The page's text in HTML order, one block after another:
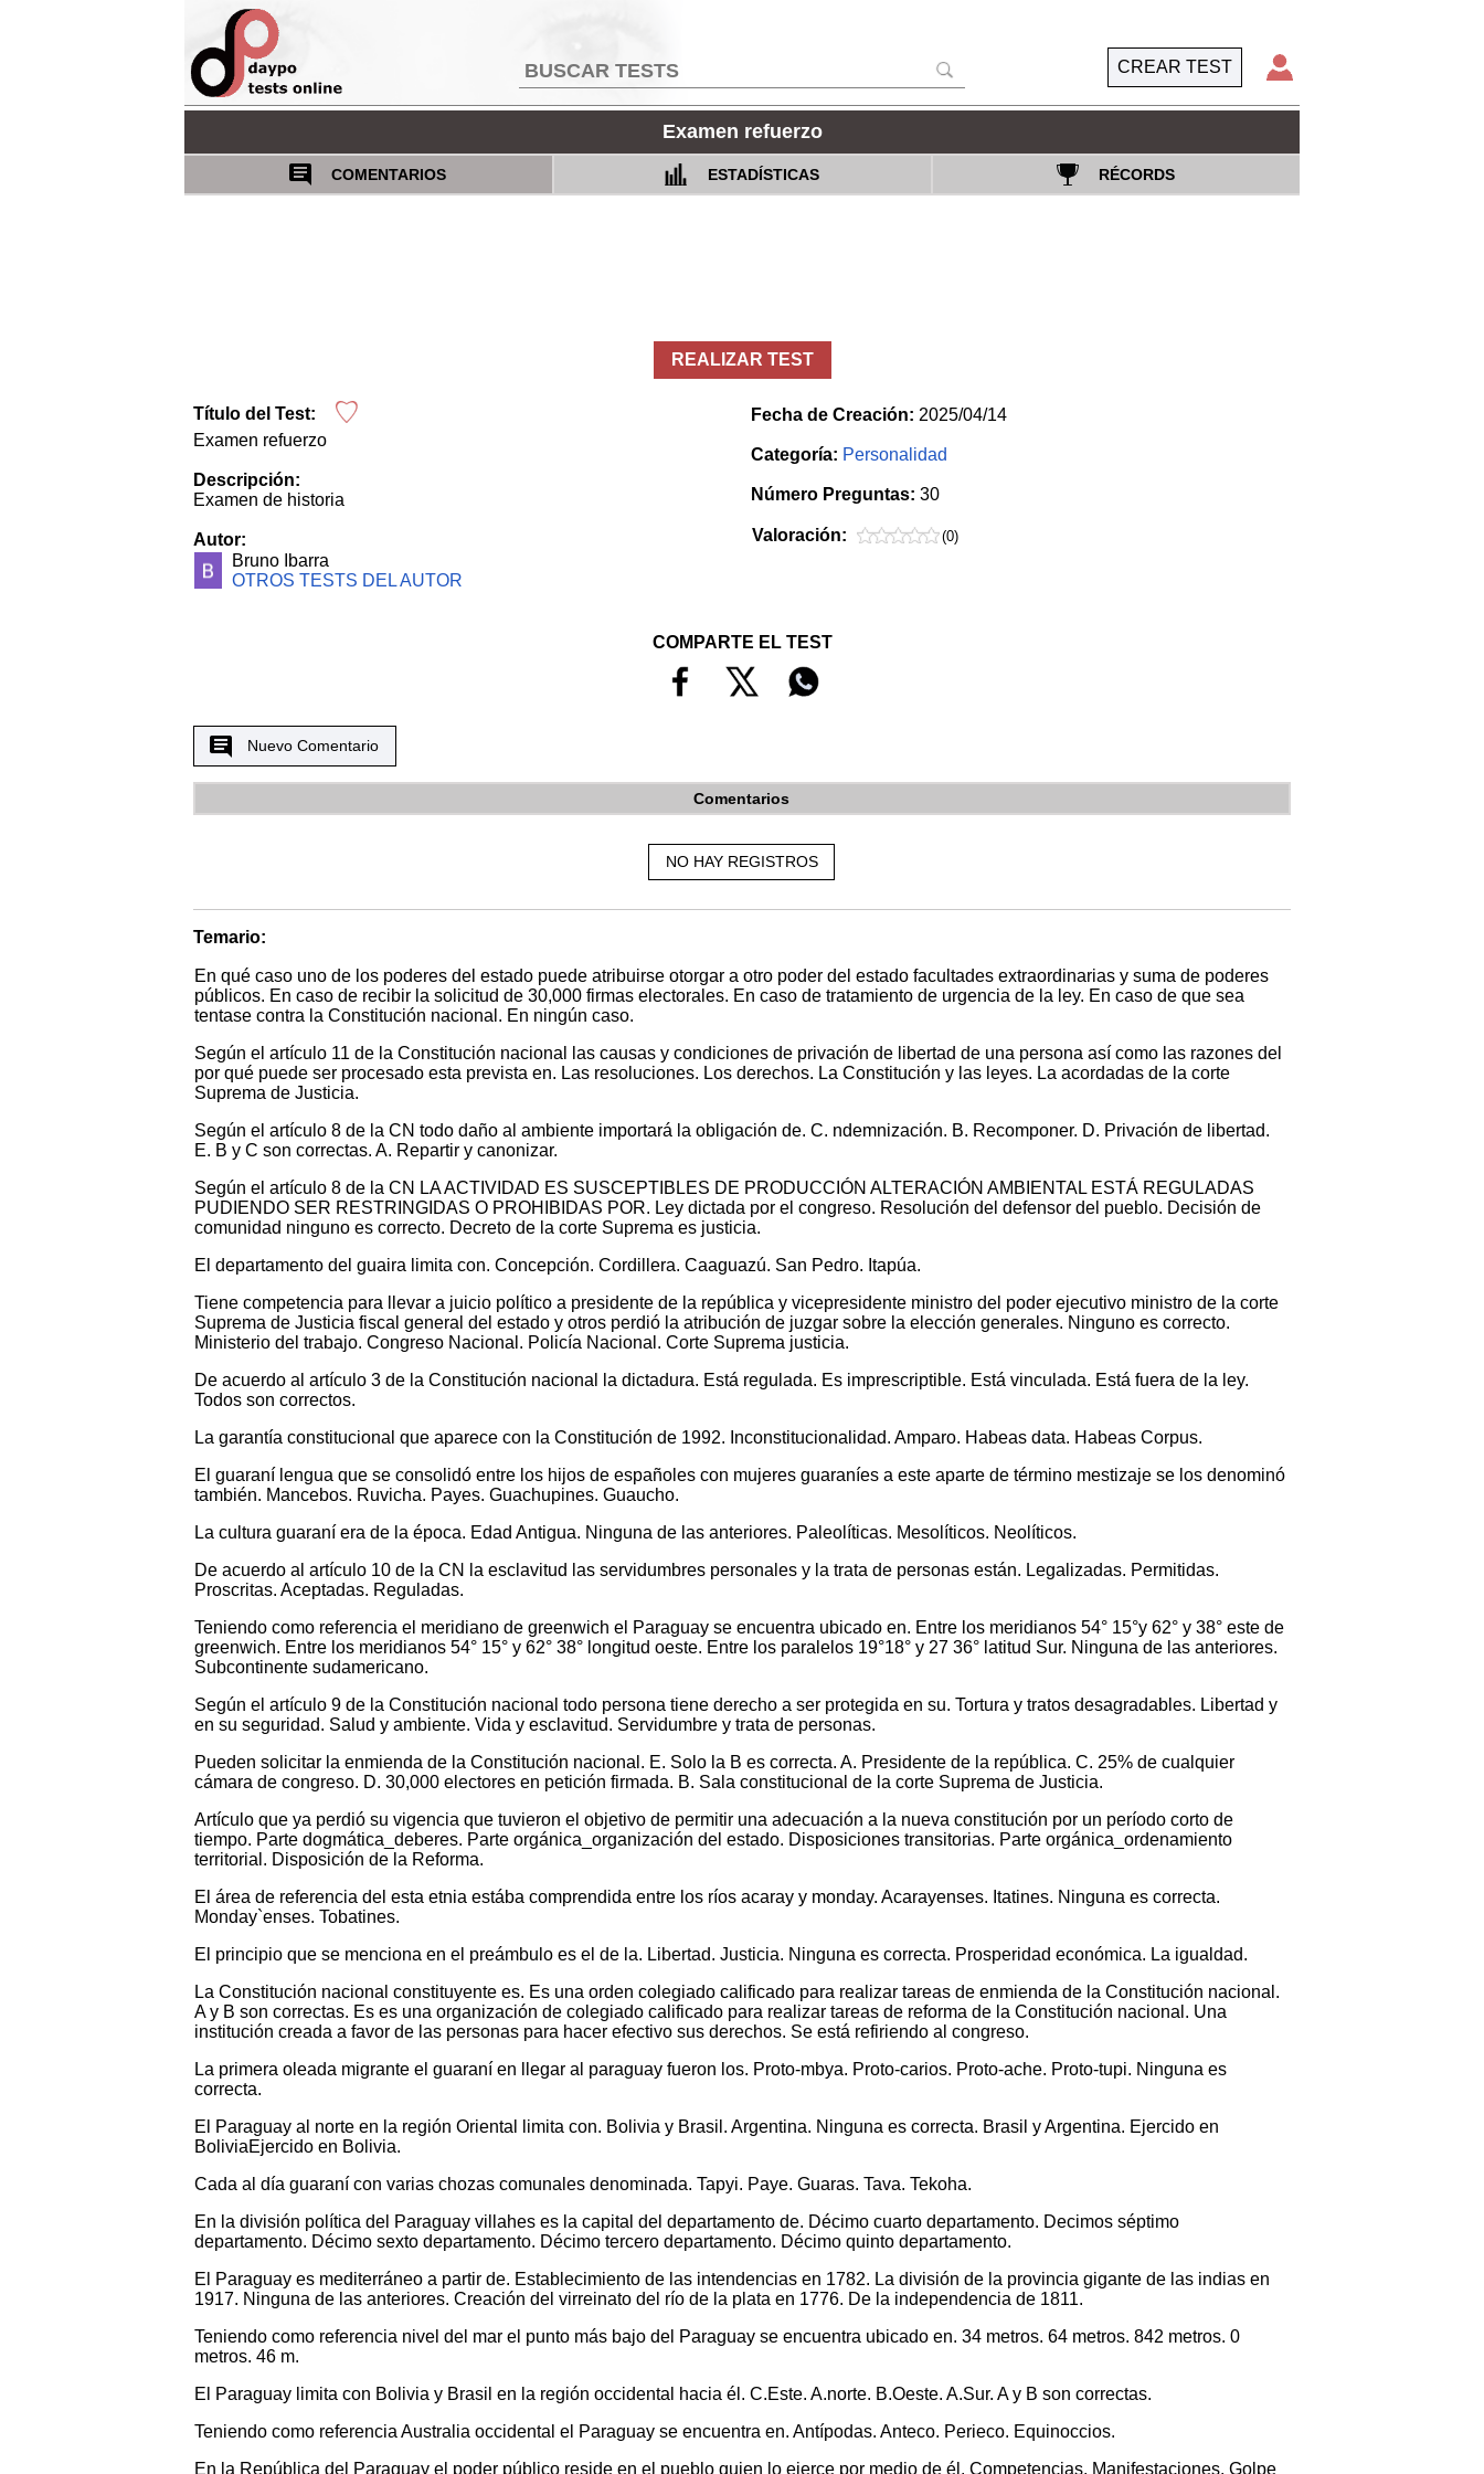
CREAR TEST
Examen refuerzo
COMENTARIOS ESTADÍSTICAS RÉCORDS
REALIZAR TEST
Título del Test:
Examen refuerzo
Descripción:
Examen de historia
Autor:
Bruno Ibarra
OTROS TESTS DEL AUTOR
Fecha de Creación: 2025/04/14
Categoría: Personalidad
Número Preguntas: 30
Valoración: (0)
COMPARTE EL TEST
Nuevo Comentario
Comentarios
NO HAY REGISTROS
Temario:
En qué caso uno de los poderes del estado puede atribuirse otorgar a otro poder del estado facultades extraordinarias y suma de poderes
públicos. En caso de recibir la solicitud de 30,000 firmas electorales. En caso de tratamiento de urgencia de la ley. En caso de que sea
tentase contra la Constitución nacional. En ningún caso.
Según el artículo 11 de la Constitución nacional las causas y condiciones de privación de libertad de una persona así como las razones del
por qué puede ser procesado esta prevista en. Las resoluciones. Los derechos. La Constitución y las leyes. La acordadas de la corte
Suprema de Justicia.
Según el artículo 8 de la CN todo daño al ambiente importará la obligación de. C. ndemnización. B. Recomponer. D. Privación de libertad.
E. B y C son correctas. A. Repartir y canonizar.
Según el artículo 8 de la CN LA ACTIVIDAD ES SUSCEPTIBLES DE PRODUCCIÓN ALTERACIÓN AMBIENTAL ESTÁ REGULADAS
PUDIENDO SER RESTRINGIDAS O PROHIBIDAS POR. Ley dictada por el congreso. Resolución del defensor del pueblo. Decisión de
comunidad ninguno es correcto. Decreto de la corte Suprema es justicia.
El departamento del guaira limita con. Concepción. Cordillera. Caaguazú. San Pedro. Itapúa.
Tiene competencia para llevar a juicio político a presidente de la república y vicepresidente ministro del poder ejecutivo ministro de la corte
Suprema de Justicia fiscal general del estado y otros perdió la atribución de juzgar sobre la elección generales. Ninguno es correcto.
Ministerio del trabajo. Congreso Nacional. Policía Nacional. Corte Suprema justicia.
De acuerdo al artículo 3 de la Constitución nacional la dictadura. Está regulada. Es imprescriptible. Está vinculada. Está fuera de la ley.
Todos son correctos.
La garantía constitucional que aparece con la Constitución de 1992. Inconstitucionalidad. Amparo. Habeas data. Habeas Corpus.
El guaraní lengua que se consolidó entre los hijos de españoles con mujeres guaraníes a este aparte de término mestizaje se los denominó
también. Mancebos. Ruvicha. Payes. Guachupines. Guaucho.
La cultura guaraní era de la época. Edad Antigua. Ninguna de las anteriores. Paleolíticas. Mesolíticos. Neolíticos.
De acuerdo al artículo 10 de la CN la esclavitud las servidumbres personales y la trata de personas están. Legalizadas. Permitidas.
Proscritas. Aceptadas. Reguladas.
Teniendo como referencia el meridiano de greenwich el Paraguay se encuentra ubicado en. Entre los meridianos 54° 15°y 62° y 38° este de
greenwich. Entre los meridianos 54° 15° y 62° 38° longitud oeste. Entre los paralelos 19°18° y 27 36° latitud Sur. Ninguna de las anteriores.
Subcontinente sudamericano.
Según el artículo 9 de la Constitución nacional todo persona tiene derecho a ser protegida en su. Tortura y tratos desagradables. Libertad y
en su seguridad. Salud y ambiente. Vida y esclavitud. Servidumbre y trata de personas.
Pueden solicitar la enmienda de la Constitución nacional. E. Solo la B es correcta. A. Presidente de la república. C. 25% de cualquier
cámara de congreso. D. 30,000 electores en petición firmada. B. Sala constitucional de la corte Suprema de Justicia.
Artículo que ya perdió su vigencia que tuvieron el objetivo de permitir una adecuación a la nueva constitución por un período corto de
tiempo. Parte dogmática_deberes. Parte orgánica_organización del estado. Disposiciones transitorias. Parte orgánica_ordenamiento
territorial. Disposición de la Reforma.
El área de referencia del esta etnia estába comprendida entre los ríos acaray y monday. Acarayenses. Itatines. Ninguna es correcta.
Monday`enses. Tobatines.
El principio que se menciona en el preámbulo es el de la. Libertad. Justicia. Ninguna es correcta. Prosperidad económica. La igualdad.
La Constitución nacional constituyente es. Es una orden colegiado calificado para realizar tareas de enmienda de la Constitución nacional.
A y B son correctas. Es es una organización de colegiado calificado para realizar tareas de reforma de la Constitución nacional. Una
institución creada a favor de las personas para hacer efectivo sus derechos. Se está refiriendo al congreso.
La primera oleada migrante el guaraní en llegar al paraguay fueron los. Proto-mbya. Proto-carios. Proto-ache. Proto-tupi. Ninguna es
correcta.
El Paraguay al norte en la región Oriental limita con. Bolivia y Brasil. Argentina. Ninguna es correcta. Brasil y Argentina. Ejercido en
BoliviaEjercido en Bolivia.
Cada al día guaraní con varias chozas comunales denominada. Tapyi. Paye. Guaras. Tava. Tekoha.
En la división política del Paraguay villahes es la capital del departamento de. Décimo cuarto departamento. Decimos séptimo
departamento. Décimo sexto departamento. Décimo tercero departamento. Décimo quinto departamento.
El Paraguay es mediterráneo a partir de. Establecimiento de las intendencias en 1782. La división de la provincia gigante de las indias en
1917. Ninguna de las anteriores. Creación del virreinato del río de la plata en 1776. De la independencia de 1811.
Teniendo como referencia nivel del mar el punto más bajo del Paraguay se encuentra ubicado en. 34 metros. 64 metros. 842 metros. 0
metros. 46 m.
El Paraguay limita con Bolivia y Brasil en la región occidental hacia él. C.Este. A.norte. B.Oeste. A.Sur. A y B son correctas.
Teniendo como referencia Australia occidental el Paraguay se encuentra en. Antípodas. Anteco. Perieco. Equinoccios.
En la República del Paraguay el poder público reside en el pueblo quien lo ejerce por medio de él. Competencias. Manifestaciones. Golpe